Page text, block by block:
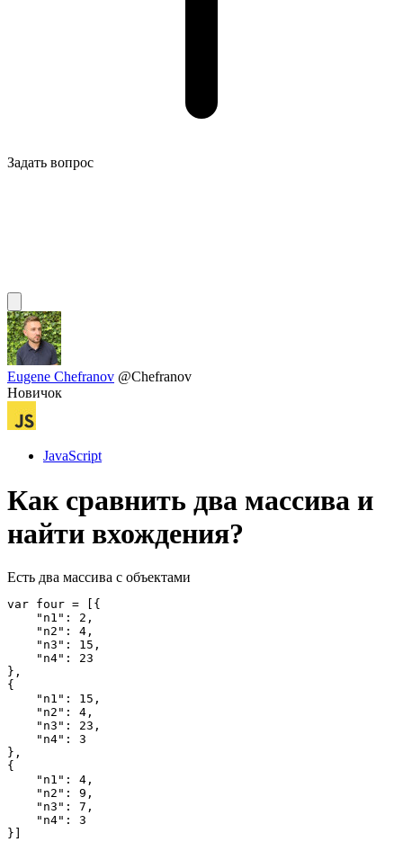
Задать вопрос
Eugene Chefranov @Chefranov
Новичок
JavaScript
Как сравнить два массива и
найти вхождения?
Есть два массива с объектами
var four = [{
    "n1": 2,
    "n2": 4,
    "n3": 15,
    "n4": 23
},
{
    "n1": 15,
    "n2": 4,
    "n3": 23,
    "n4": 3
},
{
    "n1": 4,
    "n2": 9,
    "n3": 7,
    "n4": 3
}]